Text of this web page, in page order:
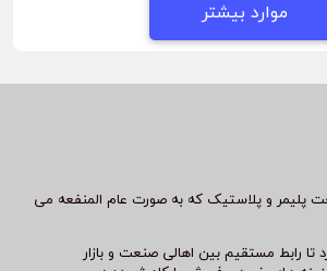
موارد بیشتر
پلیمر و پلاستیک که به صورت عام المنفعه می
رابط مستقیم بین اهالی صنعت و بازار